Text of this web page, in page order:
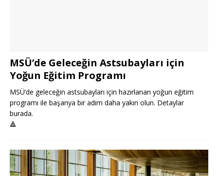
MSÜ’de Geleceğin Astsubayları için
Yoğun Eğitim Programı
MSÜ’de geleceğin astsubayları için hazırlanan yoğun eğitim
programı ile başarıya bir adım daha yakın olun. Detaylar
burada.
🔺